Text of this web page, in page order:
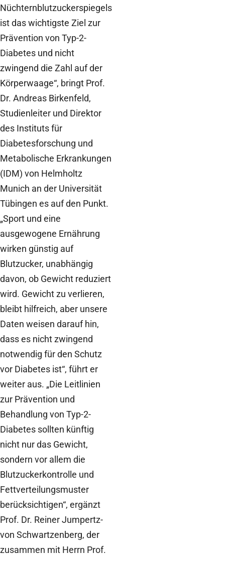
Nüchternblutzuckerspiegels
ist das wichtigste Ziel zur
Prävention von Typ-2-
Diabetes und nicht
zwingend die Zahl auf der
Körperwaage“, bringt Prof.
Dr. Andreas Birkenfeld,
Studienleiter und Direktor
des Instituts für
Diabetesforschung und
Metabolische Erkrankungen
(IDM) von Helmholtz
Munich an der Universität
Tübingen es auf den Punkt.
„Sport und eine
ausgewogene Ernährung
wirken günstig auf
Blutzucker, unabhängig
davon, ob Gewicht reduziert
wird. Gewicht zu verlieren,
bleibt hilfreich, aber unsere
Daten weisen darauf hin,
dass es nicht zwingend
notwendig für den Schutz
vor Diabetes ist“, führt er
weiter aus. „Die Leitlinien
zur Prävention und
Behandlung von Typ-2-
Diabetes sollten künftig
nicht nur das Gewicht,
sondern vor allem die
Blutzuckerkontrolle und
Fettverteilungsmuster
berücksichtigen“, ergänzt
Prof. Dr. Reiner Jumpertz-
von Schwartzenberg, der
zusammen mit Herrn Prof.